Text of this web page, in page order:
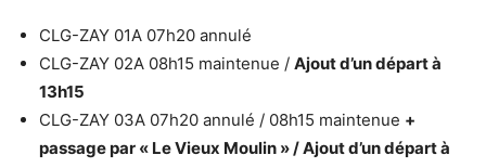
CLG-ZAY 01A 07h20 annulé
CLG-ZAY 02A 08h15 maintenue / Ajout d’un départ à
13h15
CLG-ZAY 03A 07h20 annulé / 08h15 maintenue +
passage par « Le Vieux Moulin »/ Ajout d’un départ à